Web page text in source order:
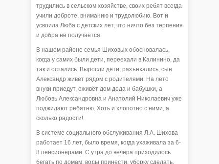
трудились в сельском хозяйстве, своих ребят всегда
учили доброте, вниманию и трудолюбию. Вот и
усвоила Люба с детских лет, что ничто без терпения
и добра не получается.
В нашем районе семья Шиховых обосновалась,
когда у самих были дети, переехали в Калинино, да
так и остались. Выросли дети, разъехались, сын
Александр живёт рядом с родителями. На лето
внуки приедут, оживёт дом деда и бабушки, а
Любовь Александровна и Анатолий Николаевич уже
поджидают ребятню. Хоть и хлопотно с ними, а
сколько радости!
В системе социального обслуживания Л.А. Шихова
работает 16 лет, было время, когда ухаживала за 6-
8 пенсионерами. С утра до вечера приходилось
бегать по домам: воды принести, уборку сделать,